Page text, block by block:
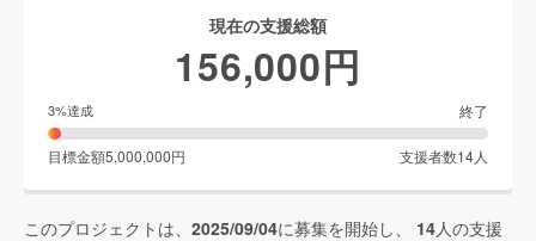
現在の支援総額
156,000円
3%達成 終了
目標金額5,000,000円 支援者数14人
このプロジェクトは、 2025/09/04に募集を開始し、 14人の支援